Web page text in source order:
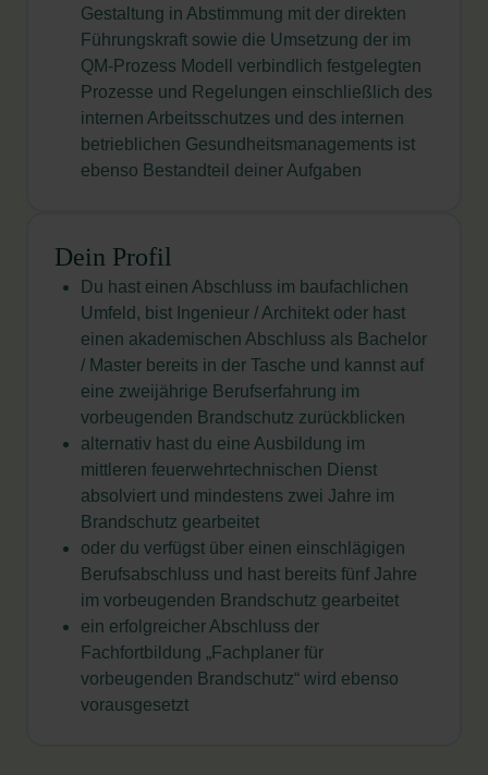
Gestaltung in Abstimmung mit der direkten
Führungs­kraft sowie die Umsetzung der im
QM-Prozess Modell verbindlich festgelegten
Prozesse und Regelungen einschließlich des
internen Arbeitsschutzes und des internen
betrieblichen Gesundheitsmanagements ist
ebenso Bestandteil deiner Aufgaben
Dein Profil
Du hast einen Abschluss im baufachlichen
Umfeld, bist Ingenieur / Architekt oder hast
einen akademischen Abschluss als Bachelor
/ Master bereits in der Tasche und kannst auf
eine zweijährige Berufserfahrung im
vorbeugenden Brandschutz zurückblicken
alternativ hast du eine Ausbildung im
mittleren feuerwehrtechnischen Dienst
absolviert und mindestens zwei Jahre im
Brandschutz gearbeitet
oder du verfügst über einen einschlägigen
Berufsabschluss und hast bereits fünf Jahre
im vorbeugenden Brandschutz gearbeitet
ein erfolgreicher Abschluss der
Fachfortbildung „Fachplaner für
vorbeugenden Brandschutz“ wird ebenso
vorausgesetzt